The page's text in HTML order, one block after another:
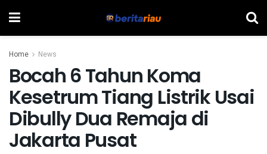
Home News
Bocah 6 Tahun Koma
Kesetrum Tiang Listrik Usai
Dibully Dua Remaja di
Jakarta Pusat